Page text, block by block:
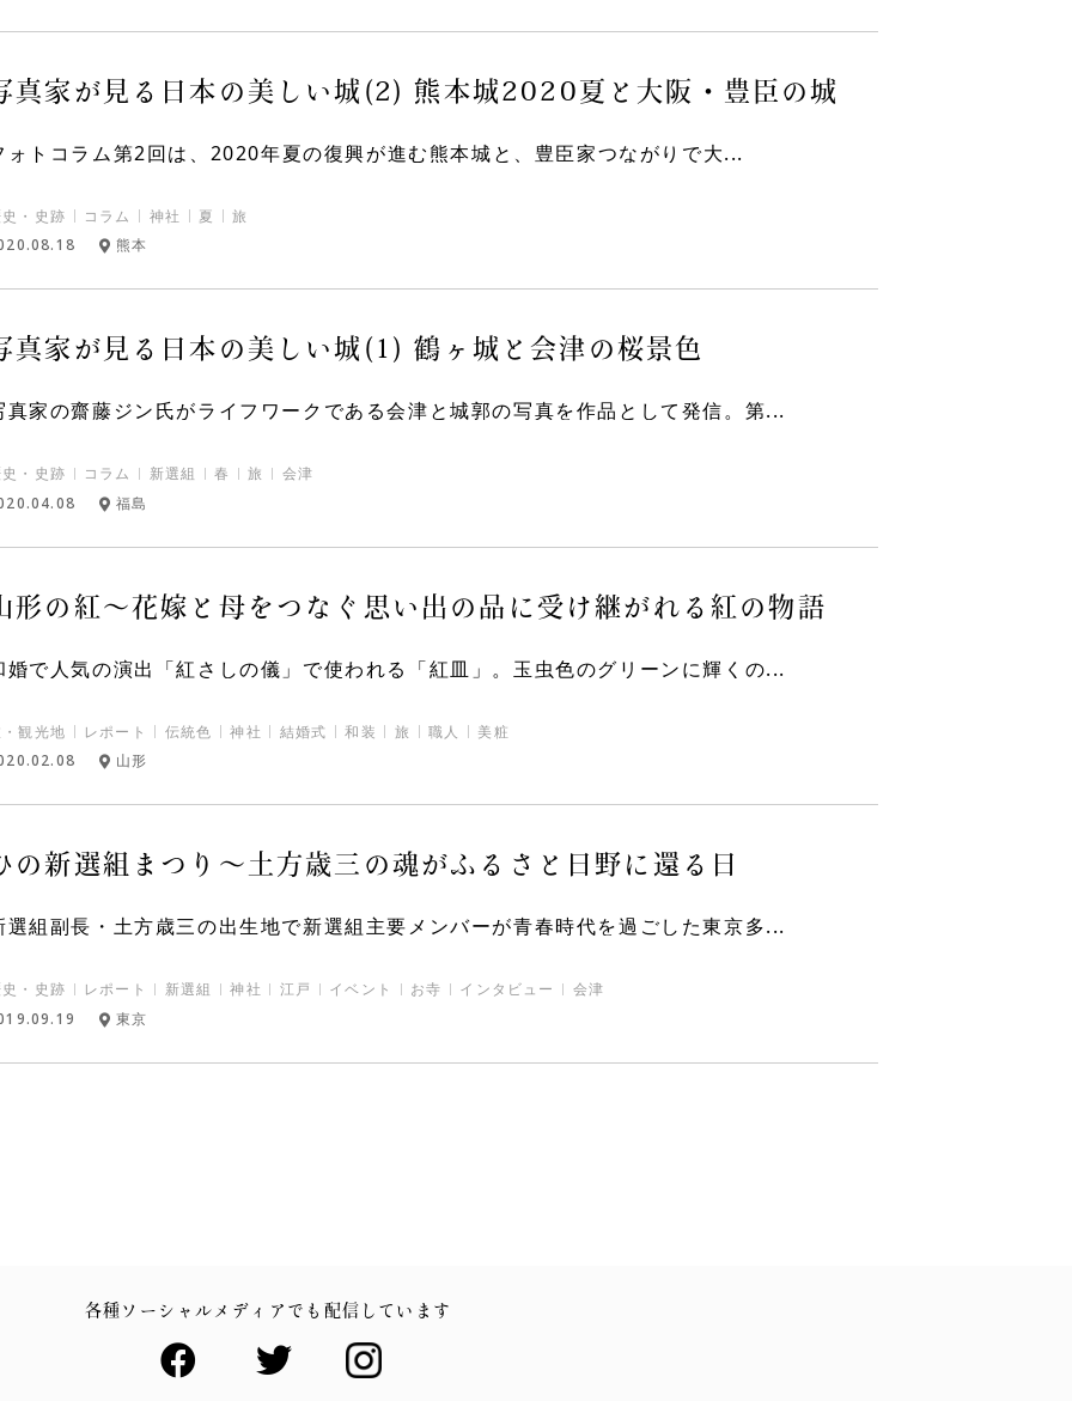
真家が見る日本の美しい城(2) 熊本城2020夏と大阪・豊臣の城
ォトコラム第2回は、2020年夏の復興が進む熊本城と、豊臣家つながりで大...
・史跡 コラム 神社 夏 旅
熊本
真家が見る日本の美しい城(1) 鶴ヶ城と会津の桜景色
真家の齋藤ジン氏がライフワークである会津と城郭の写真を作品として発信。第...
・史跡 コラム 新選組 春 旅 会津
福島
形の紅～花嫁と母をつなぐ思い出の品に受け継がれる紅の物語
婚で人気の演出「紅さしの儀」で使われる「紅皿」。玉虫色のグリーンに輝くの...
観光地 レポート 伝統色 神社 結婚式 和装 旅 職人 美粧
山形
の新選組まつり～土方歳三の魂がふるさと日野に還る日
選組副長・土方歳三の出生地で新選組主要メンバーが青春時代を過ごした東京多...
・史跡 レポート 新選組 神社 江戸 イベント お寺 インタビュー 会津
東京
各種ソーシャルメディアでも配信しています